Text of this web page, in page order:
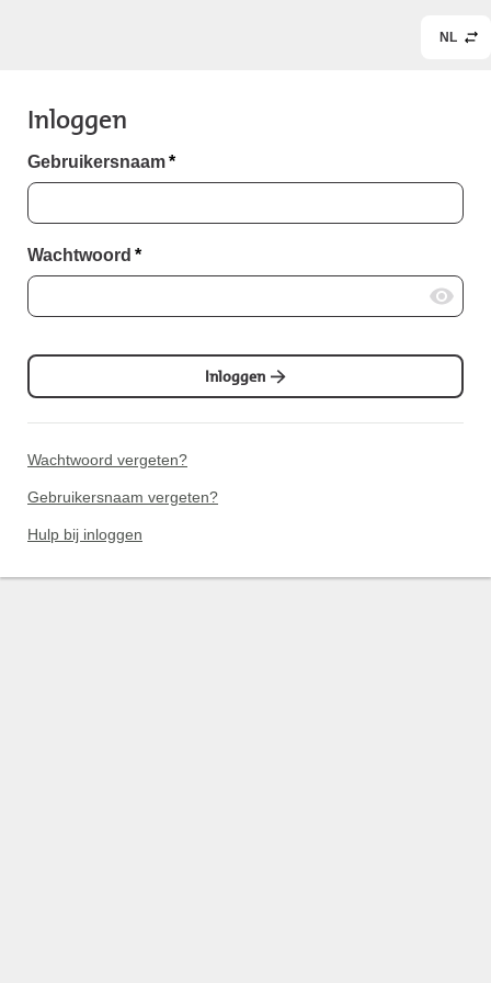
NL
Inloggen
Gebruikersnaam*
Wachtwoord *
Inloggen
Wachtwoord vergeten?
Gebruikersnaam vergeten?
Hulp bij inloggen